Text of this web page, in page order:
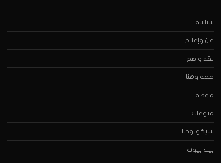
سياسة
فن وإعلام
نقد واضح
صحة وهنا
موضة
منوعات
سايكولوجيا
بيت بيوت